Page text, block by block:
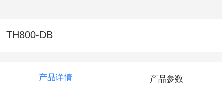
TH800-DB
产品详情 产品参数